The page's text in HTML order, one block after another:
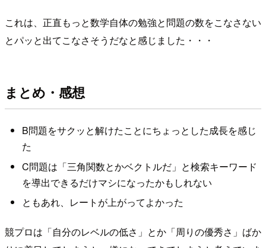
これは、正直もっと数学自体の勉強と問題の数をこなさない
とパッと出てこなさそうだなと感じました・・・
まとめ・感想
B問題をサクッと解けたことにちょっとした成長を感じ
た
C問題は「三角関数とかベクトルだ」と検索キーワード
を導出できるだけマシになったかもしれない
ともあれ、レートが上がってよかった
競プロは「自分のレベルの低さ」とか「周りの優秀さ」ばか